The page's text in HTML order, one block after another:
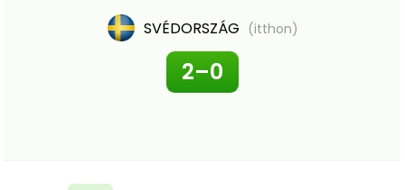
SVÉDORSZÁG (itthon)
2–0